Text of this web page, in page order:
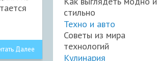
Далее
стильно
Техно и авто
Советы из мира
технологий
Кулинария